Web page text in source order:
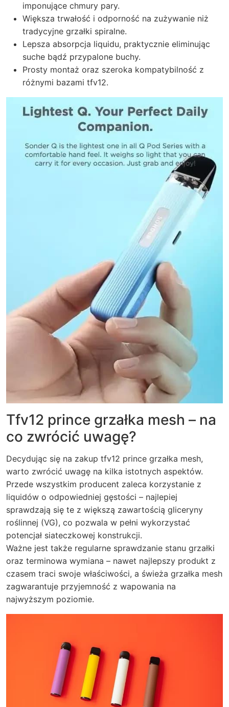
imponujące chmury pary.
Większa trwałość i odporność na zużywanie niż
tradycyjne grzałki spiralne.
Lepsza absorpcja liquidu, praktycznie eliminując
suche bądź przypalone buchy.
Prosty montaż oraz szeroka kompatybilność z
różnymi bazami tfv12.
Tfv12 prince grzałka mesh – na
co zwrócić uwagę?
Decydując się na zakup tfv12 prince grzałka mesh,
warto zwrócić uwagę na kilka istotnych aspektów.
Przede wszystkim producent zaleca korzystanie z
liquidów o odpowiedniej gęstości – najlepiej
sprawdzają się te z większą zawartością gliceryny
roślinnej (VG), co pozwala w pełni wykorzystać
potencjał siateczkowej konstrukcji.
Ważne jest także regularne sprawdzanie stanu grzałki
oraz terminowa wymiana – nawet najlepszy produkt z
czasem traci swoje właściwości, a świeża grzałka mesh
zagwarantuje przyjemność z wapowania na
najwyższym poziomie.